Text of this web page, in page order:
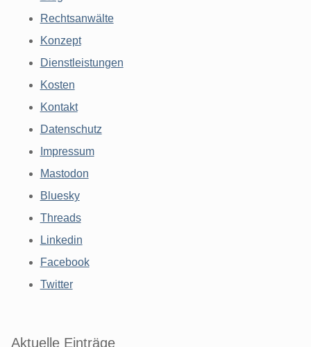
Rechtsanwälte
Konzept
Dienstleistungen
Kosten
Kontakt
Datenschutz
Impressum
Mastodon
Bluesky
Threads
Linkedin
Facebook
Twitter
Aktuelle Einträge